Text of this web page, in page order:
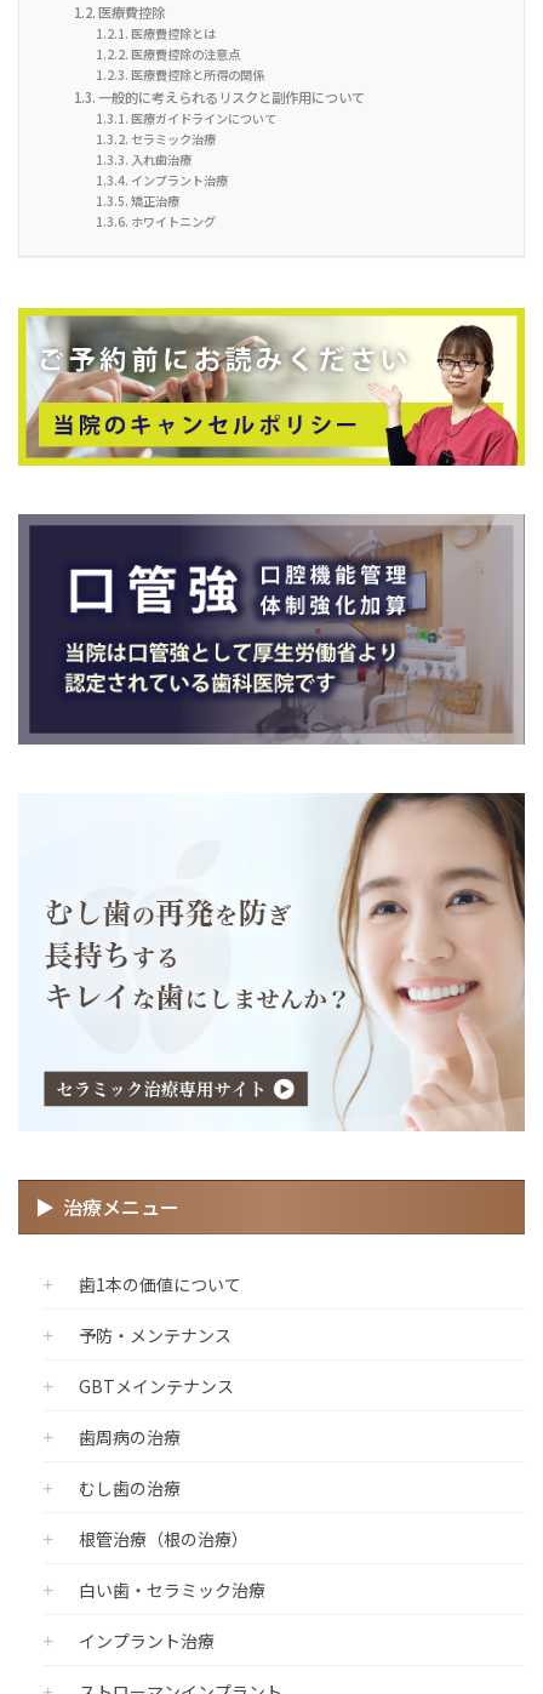
医療費控除
医療費控除とは
医療費控除の注意点
医療費控除と所得の関係
一般的に考えられるリスクと副作用について
医療ガイドラインについて
セラミック治療
入れ歯治療
インプラント治療
矯正治療
ホワイトニング
治療メニュー
歯1本の価値について
予防・メンテナンス
GBTメインテナンス
歯周病の治療
むし歯の治療
根管治療（根の治療）
白い歯・セラミック治療
インプラント治療